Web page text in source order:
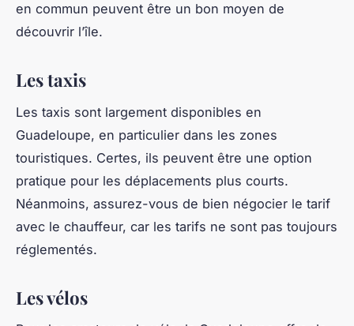
en commun peuvent être un bon moyen de
découvrir l’île.
Les taxis
Les taxis sont largement disponibles en
Guadeloupe, en particulier dans les zones
touristiques. Certes, ils peuvent être une option
pratique pour les déplacements plus courts.
Néanmoins, assurez-vous de bien négocier le tarif
avec le chauffeur, car les tarifs ne sont pas toujours
réglementés.
Les vélos